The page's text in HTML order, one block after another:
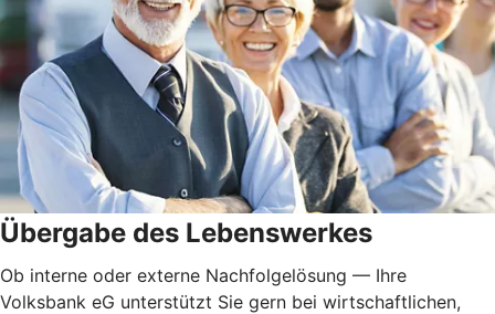
Übergabe des Lebenswerkes
Ob interne oder externe Nachfolgelösung — Ihre
Volksbank eG unterstützt Sie gern bei wirtschaftlichen,